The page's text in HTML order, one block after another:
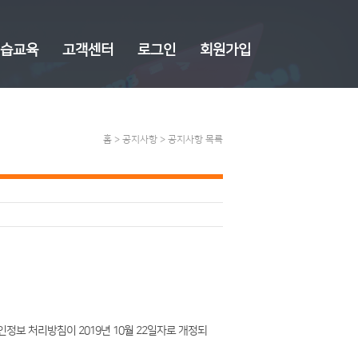
교육 고객센터 로그인 회원가입
홈 > 공지사항 > 공지사항 목록
보 처리방침이 2019년 10월 22일자로 개정되